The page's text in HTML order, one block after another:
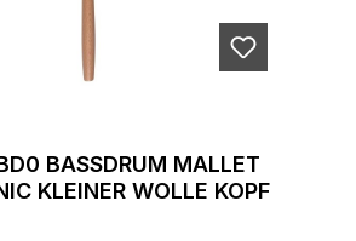
BASSDRUM MALLET
KLEINER WOLLE KOPF